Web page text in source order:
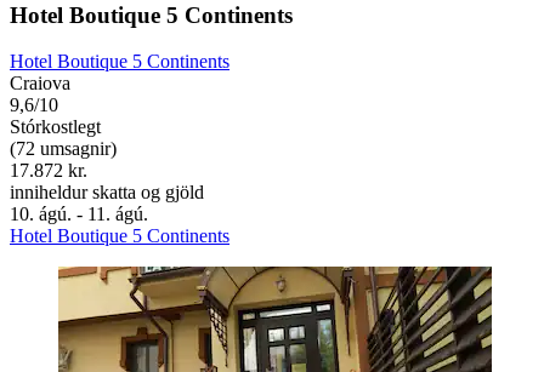
Hotel Boutique 5 Continents
Hotel Boutique 5 Continents
Craiova
9,6/10
Stórkostlegt
(72 umsagnir)
17.872 kr.
inniheldur skatta og gjöld
10. ágú. - 11. ágú.
Hotel Boutique 5 Continents